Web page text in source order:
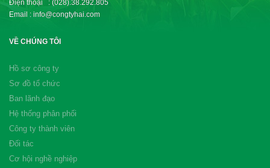
Điện thoại : (028).38.292.805
Email : info@congtyhai.com
VỀ CHÚNG TÔI
Hồ sơ công ty
Sơ đồ tổ chức
Ban lãnh đạo
Hệ thống phân phối
Công ty thành viên
Đối tác
Cơ hội nghề nghiệp